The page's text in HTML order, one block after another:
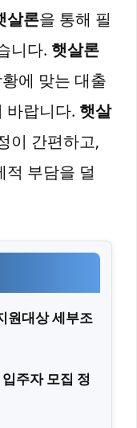
살론을 통해 필
니다. 햇살론
에 맞는 대출
바랍니다. 햇살
이 간편하고,
부담을 덜
원대상 세부조
주자 모집 정